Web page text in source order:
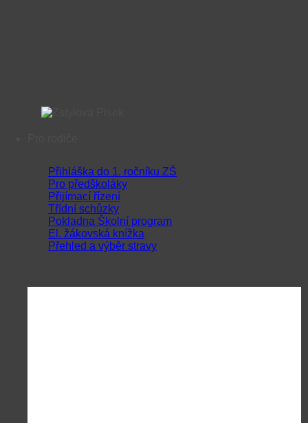
Přihláška do 1. ročníku ZŠ
Pro předškoláky
Přijímací řízení
Třídní schůzky
Pokladna Školní program
El. žákovská knížka
Přehled a výběr stravy